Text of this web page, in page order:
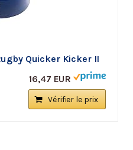
Quicker Kicker II
16,47 EUR
Vérifier le prix